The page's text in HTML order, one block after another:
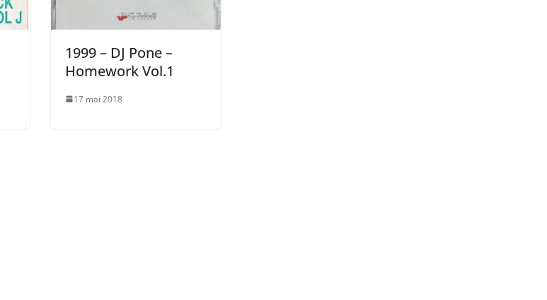
1999 – DJ Pone –
Homework Vol.1
17 mai 2018